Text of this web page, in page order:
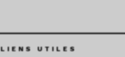
LIENS UTILES